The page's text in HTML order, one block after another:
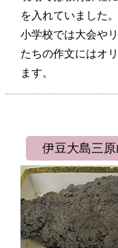
を入れていました。
小学校では大会や
たちの作文にはオ
ます。
伊豆大島三